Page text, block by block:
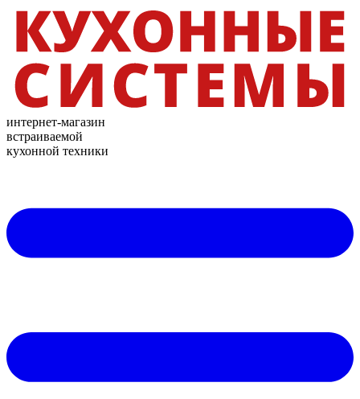
интернет-магазин
встраиваемой
кухонной техники